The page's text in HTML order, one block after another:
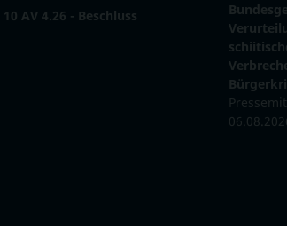
10 AV 4.26 - Beschluss